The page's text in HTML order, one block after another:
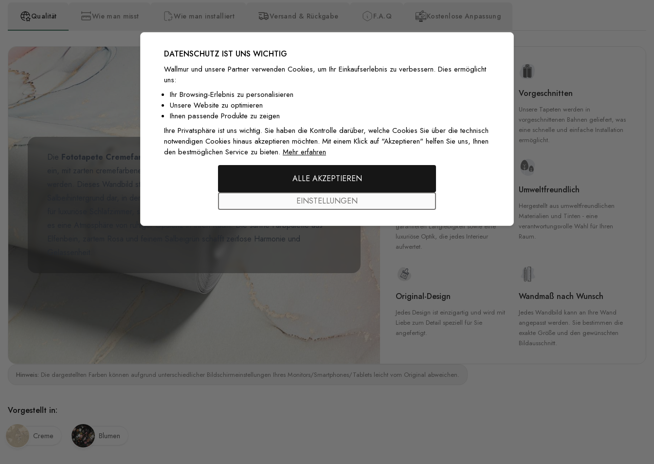
Qualität Wie man misst Wie man installiert Versand & Rückgabe F.A.Q Kostenlose Anpassung
Die Fototapete Cremefarbene Begonienblüten fängt die Essenz asiatischer Kunst
ein, mit zarten cremefarbenen Blüten, die von Singvögeln und Schmetterlingen umrahmt
werden. Dieses Wandbild stellt eine elegante
auf einem ruhigen
Salbeihintergrund dar, in der die schönsten Details der Natur lebendig werden. Perfekt
für luxuriöse Schlafzimmer, spa-ähnliche Badezimmer oder stilvolle Wohnbereiche bringt
es eine Atmosphäre von ruhiger Opulenz in Ihren Raum. Die sanfte Farbpalette aus
Elfenbein, zartem Rosa und feinem Salbeigrün schafft zeitlose Harmonie und
zertifizierten Tinten für garantierte
Sicherheit in Innenräumen.
Vorgeschnitten
Unsere Tapeten werden in
vorgeschnittenen Bahnen geliefert, was
eine schnelle und einfache Installation
ermöglicht.
Hochwertige Materialien
garantieren Langlebigkeit sowie eine
luxuriöse Optik, die jedes Interieur
aufwertet.
Umweltfreundlich
Hergestellt aus umweltfreundlichen
Materialien und Tinten - eine
verantwortungsvolle Wahl für Ihren
Raum.
Original-Design
Jedes Design ist einzigartig und wird mit
Liebe zum Detail speziell für Sie
angefertigt.
Wandmaß nach Wunsch
Jedes Wandbild kann an Ihre Wand
angepasst werden. Sie bestimmen die
exakte Größe und den gewünschten
Bildausschnitt.
Hinweis: Die dargestellten Farben können aufgrund unterschiedlicher Bildschirmeinstellungen Ihres Monitors/Smartphones/Tablets leicht vom Original abweichen.
Vorgestellt in:
Creme Blumen
DATENSCHUTZ IST UNS WICHTIG
Wallmur und unsere Partner verwenden Cookies, um Ihr Einkaufserlebnis zu verbessern. Dies ermöglicht
uns:
Ihr Browsing-Erlebnis zu personalisieren
Unsere Website zu optimieren
Ihnen passende Produkte zu zeigen
Ihre Privatsphäre ist uns wichtig. Sie haben die Kontrolle darüber, welche Cookies Sie über die technisch
notwendigen Cookies hinaus akzeptieren möchten. Mit einem Klick auf "Akzeptieren" helfen Sie uns, Ihnen
den bestmöglichen Service zu bieten. Mehr erfahren
ALLE AKZEPTIEREN
EINSTELLUNGEN